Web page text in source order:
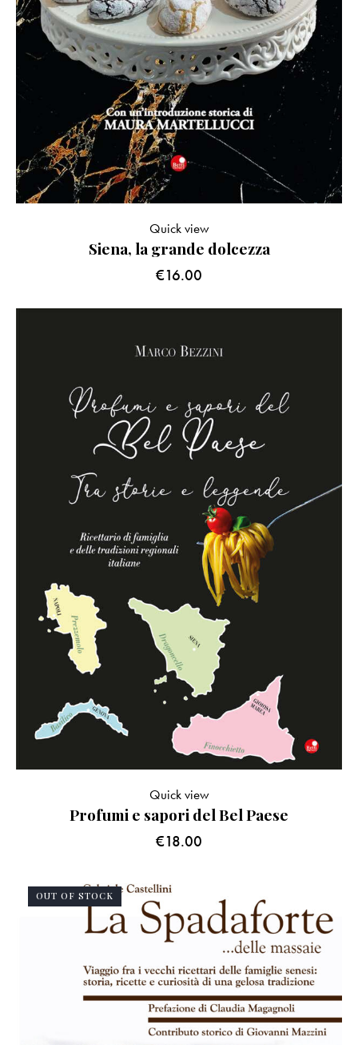
Siena, la grande dolcezza
€16.00
Quick view
Profumi e sapori del Bel Paese
€18.00
Quick view
OUT OF STOCK